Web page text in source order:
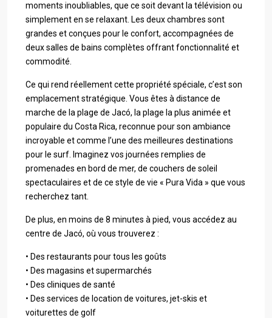
moments inoubliables, que ce soit devant la télévision ou
simplement en se relaxant. Les deux chambres sont
grandes et conçues pour le confort, accompagnées de
deux salles de bains complètes offrant fonctionnalité et
commodité.
Ce qui rend réellement cette propriété spéciale, c’est son
emplacement stratégique. Vous êtes à distance de
marche de la plage de Jacó, la plage la plus animée et
populaire du Costa Rica, reconnue pour son ambiance
incroyable et comme l’une des meilleures destinations
pour le surf. Imaginez vos journées remplies de
promenades en bord de mer, de couchers de soleil
spectaculaires et de ce style de vie « Pura Vida » que vous
recherchez tant.
De plus, en moins de 8 minutes à pied, vous accédez au
centre de Jacó, où vous trouverez :
• Des restaurants pour tous les goûts
• Des magasins et supermarchés
• Des cliniques de santé
• Des services de location de voitures, jet-skis et
voiturettes de golf